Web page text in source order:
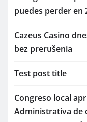
puedes perder en
Cazeus Casino
bez prerušenia
Test post title
Congreso local
Administrativa de